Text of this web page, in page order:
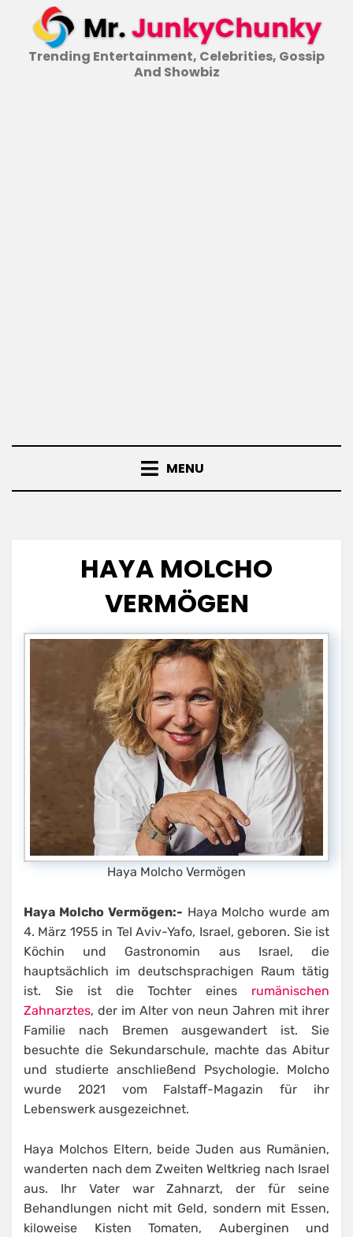
contentTrending Entertainment, Celebrities, Gossip
And Showbiz
MENU
HAYA MOLCHO
VERMÖGEN
Haya Molcho Vermögen
Haya Molcho Vermögen:- Haya Molcho wurde am
4. März 1955 in Tel Aviv-Yafo, Israel, geboren. Sie ist
Köchin und Gastronomin aus Israel, die
hauptsächlich im deutschsprachigen Raum tätig
ist. Sie ist die Tochter eines rumänischen
Zahnarztes, der im Alter von neun Jahren mit ihrer
Familie nach Bremen ausgewandert ist. Sie
besuchte die Sekundarschule, machte das Abitur
und studierte anschließend Psychologie. Molcho
wurde 2021 vom Falstaff-Magazin für ihr
Lebenswerk ausgezeichnet.
Haya Molchos Eltern, beide Juden aus Rumänien,
wanderten nach dem Zweiten Weltkrieg nach Israel
aus. Ihr Vater war Zahnarzt, der für seine
Behandlungen nicht mit Geld, sondern mit Essen,
kiloweise Kisten Tomaten, Auberginen und